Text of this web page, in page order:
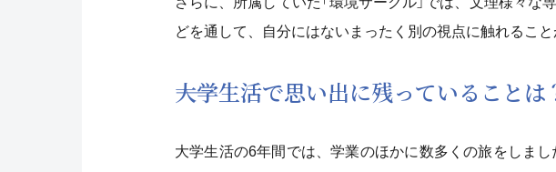
どを通して、自分にはないまったく別の視点に触れるこ
――大学生活で思い出に残っていることは
大学生活の6年間では、学業のほかに数多くの旅をしま